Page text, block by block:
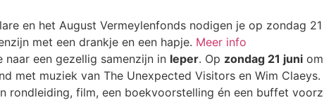
en het August Vermeylenfonds nodigen je op zondag
met een drankje en een hapje. Meer info
naar een gezellig samenzijn in Ieper. Op zondag 21 juni
met muziek van The Unexpected Visitors en Wim Claeys.
rondleiding, film, een boekvoorstelling én een buffet